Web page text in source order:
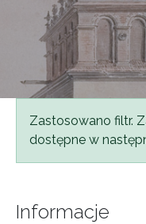
Komunikat
Zastosowano filtr.
dostępne w
Informacje